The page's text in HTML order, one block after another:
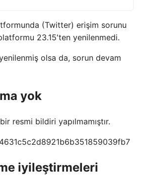
(Twitter) erişim sorunu
23.15'ten yenilenmedi.
olsa da, sorun devam
yok
resmi bildiri yapılmamıştır.
iyileştirmeleri